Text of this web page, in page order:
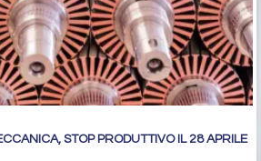
STOP PRODUTTIVO IL 28 APRILE